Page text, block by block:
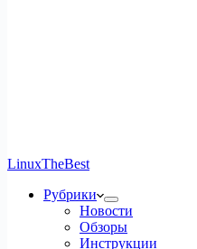
LinuxTheBest
Рубрики
Новости
Обзоры
Инструкции